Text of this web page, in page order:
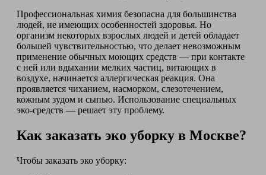
Профессиональная химия безопасна для большинства
людей, не имеющих особенностей здоровья. Но
организм некоторых взрослых людей и детей обладает
большей чувствительностью, что делает невозможным
применение обычных моющих средств — при контакте
с ней или вдыхании мелких частиц, витающих в
воздухе, начинается аллергическая реакция. Она
проявляется чиханием, насморком, слезотечением,
кожным зудом и сыпью. Использование специальных
эко-средств — решает эту проблему.
Как заказать эко уборку в Москве?
Чтобы заказать эко уборку: